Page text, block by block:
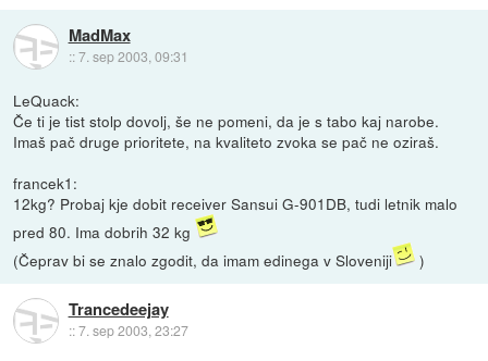
MadMax
::7. sep 2003, 09:31
LeQuack:
Če ti je tist stolp dovolj, še ne pomeni, da je s tabo kaj narobe.
Imaš pač druge prioritete, na kvaliteto zvoka se pač ne oziraš.
francek1:
12kg? Probaj kje dobit receiver Sansui G-901DB, tudi letnik malo
pred 80. Ima dobrih 32 kg
(Čeprav bi se znalo zgodit, da imam edinega v Sloveniji
)
Trancedeejay
::7. sep 2003, 23:27